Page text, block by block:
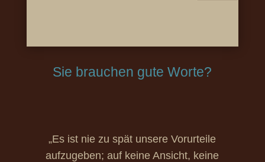
Sie brauchen gute Worte?
„Es ist nie zu spät unsere Vorurteile
aufzugeben; auf keine Ansicht, keine